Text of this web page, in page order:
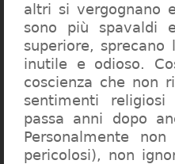
altri si vergognano
sono più spavaldi
superiore,
inutile e odioso.
coscienza che non
sentimenti
passa anni dopo
Personalmente
pericolosi), non